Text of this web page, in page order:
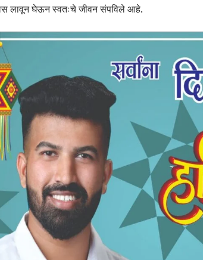
लावून घेऊन स्वतःचे जीवन संपविले आहे.